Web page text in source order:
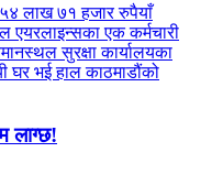
५४ लाख ७१ हजार रुपैयाँ
एयरलाइन्सका एक कर्मचारी
सुरक्षा कार्यालयका
घर भई हाल काठमाडौंको
लाग्छ!